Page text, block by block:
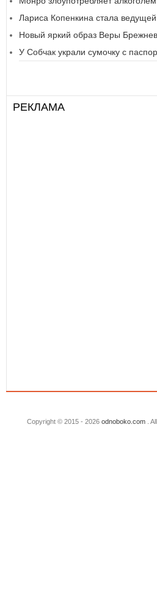
Лариса Копенкина стала ведущей
Новый яркий образ Веры
У Собчак украли сумочку с
РЕКЛАМА
Copyright © 2015 - 2026 odnoboko.com.